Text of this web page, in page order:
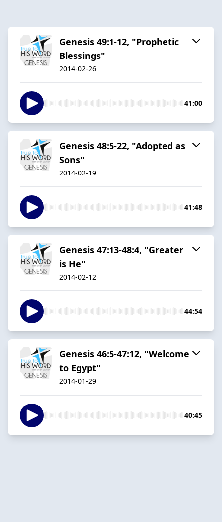
Genesis 49:1-12, "Prophetic
Blessings"
2014-02-26
41:00
Genesis 48:5-22, "Adopted as
Sons"
2014-02-19
41:48
Genesis 47:13-48:4, "Greater
is He"
2014-02-12
44:54
Genesis 46:5-47:12, "Welcome
to Egypt"
2014-01-29
40:45